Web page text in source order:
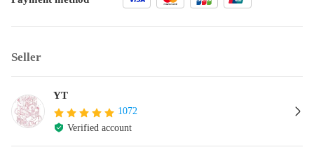
Seller
YT
1072
Verified account